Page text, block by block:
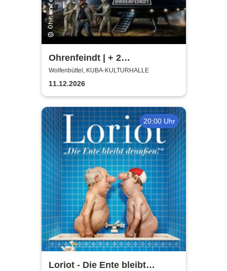
Ohrenfeindt | + 2
Supportbands
Wolfenbüttel, KUBA-KULTURHALLE
11.12.2026
20:00 Uhr
Loriot - Die Ente bleibt